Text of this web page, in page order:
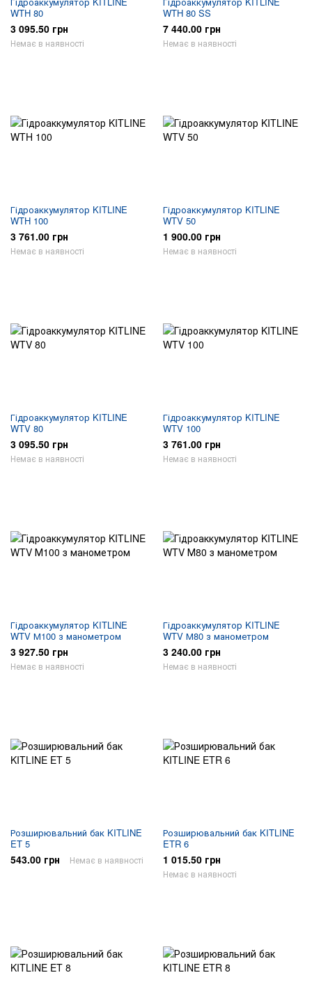
WTH 80
3 095.50 грн
Немає в наявності
WTH 80 SS
7 440.00 грн
Немає в наявності
Гідроаккумулятор KITLINE
WTH 100
3 761.00 грн
Немає в наявності
Гідроаккумулятор KITLINE
WTV 50
1 900.00 грн
Немає в наявності
Гідроаккумулятор KITLINE
WTV 80
3 095.50 грн
Немає в наявності
Гідроаккумулятор KITLINE
WTV 100
3 761.00 грн
Немає в наявності
Гідроаккумулятор KITLINE
WTV М100 з манометром
3 927.50 грн
Немає в наявності
Гідроаккумулятор KITLINE
WTV М80 з манометром
3 240.00 грн
Немає в наявності
Розширювальний бак KITLINE
ET 5
543.00 грн Немає в наявності
Розширювальний бак KITLINE
ETR 6
1 015.50 грн
Немає в наявності